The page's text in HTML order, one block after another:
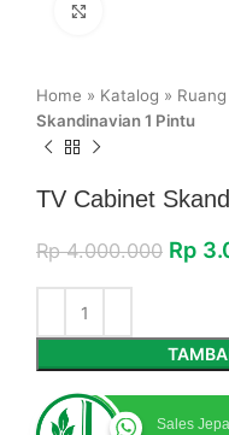
Home » Katalog »
Skandinavian 1 Pintu
TV Cabinet
Rp4.000.000 Rp
Sales